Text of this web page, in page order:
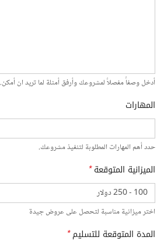
أدخل وصفاً مفصلاً لمشروعك وأرفق أمثلة لما تريد ان أمكن.
المهارات
حدد أهم المهارات المطلوبة لتنفيذ مشروعك.
الميزانية المتوقعة*
اختر ميزانية مناسبة لتحصل على عروض جيدة
المدة المتوقعة للتسليم*